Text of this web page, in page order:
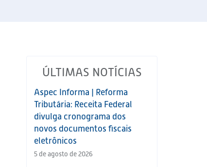
ÚLTIMAS NOTÍCIAS
Aspec Informa | Reforma
Tributária: Receita Federal
divulga cronograma dos
novos documentos fiscais
eletrônicos
5 de agosto de 2026